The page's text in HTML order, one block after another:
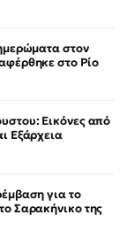
στον
στο Ρίο
Εικόνες από
Εξάρχεια
για το
Σαρακήνικο της